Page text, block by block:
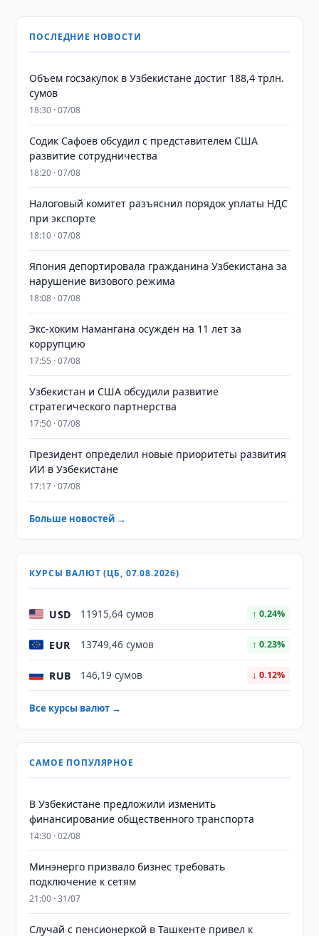
ПОСЛЕДНИЕ НОВОСТИ
​​​​​​​Объем госзакупок в Узбекистане достиг 188,4 трлн.
сумов
18:30 · 07/08
Содик Сафоев обсудил с представителем США
развитие сотрудничества
18:20 · 07/08
Налоговый комитет разъяснил порядок уплаты НДС
при экспорте
18:10 · 07/08
Япония депортировала гражданина Узбекистана за
нарушение визового режима
18:08 · 07/08
​​​​​​​Экс-хоким Намангана осужден на 11 лет за
коррупцию
17:55 · 07/08
Узбекистан и США обсудили развитие
стратегического партнерства
17:50 · 07/08
Президент определил новые приоритеты развития
ИИ в Узбекистане
17:17 · 07/08
Больше новостей →
КУРСЫ ВАЛЮТ (ЦБ, 07.08.2026)
USD 11915,64 сумов ↑ 0.24%
EUR 13749,46 сумов ↑ 0.23%
RUB 146,19 сумов ↓ 0.12%
Все курсы валют →
САМОЕ ПОПУЛЯРНОЕ
В Узбекистане предложили изменить
финансирование общественного транспорта
14:30 · 02/08
Минэнерго призвало бизнес требовать
подключение к сетям
21:00 · 31/07
Случай с пенсионеркой в Ташкенте привел к